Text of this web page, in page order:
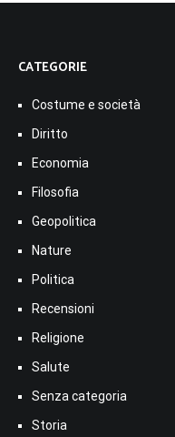
CATEGORIE
Costume e società
Diritto
Economia
Filosofia
Geopolitica
Nature
Politica
Recensioni
Religione
Salute
Senza categoria
Storia